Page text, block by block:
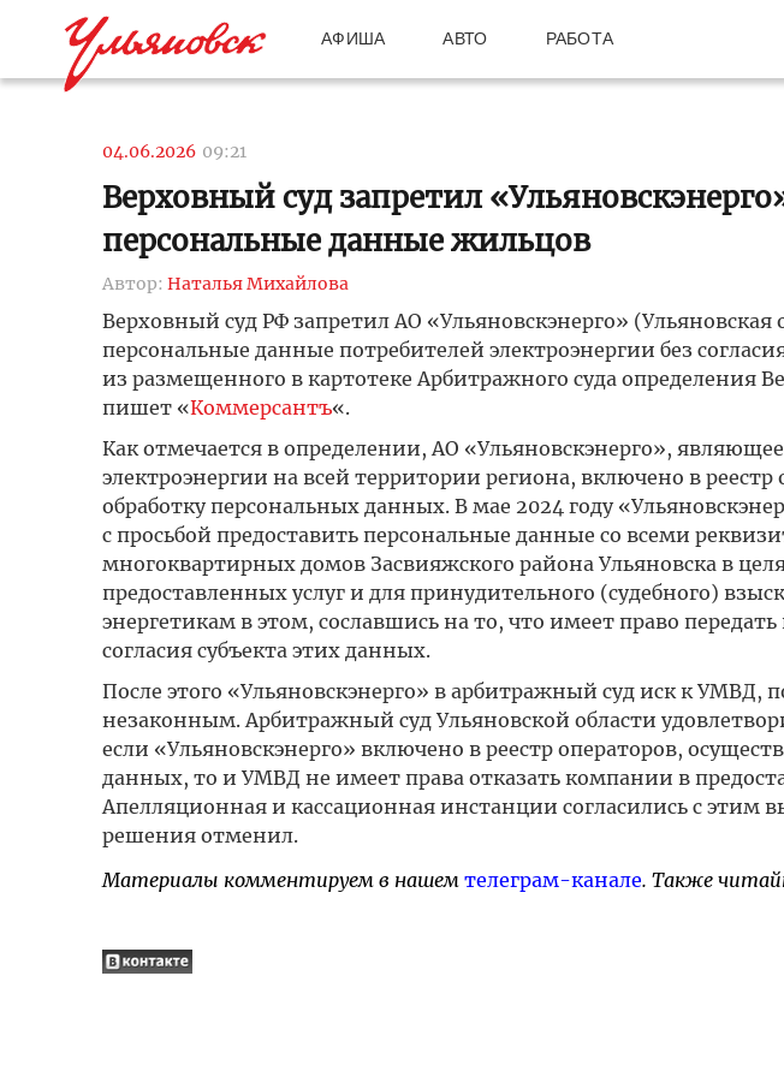
АФИША АВТО РАБОТА
04.06.2026 09:21
Верховный суд запретил
персональные данные жильцов
Автор: Наталья Михайлова
Верховный суд РФ запретил АО «Ульяновскэнерго»
персональные данные потребителей электроэнергии без
из размещенного в картотеке Арбитражного суда определения
пишет «Коммерсантъ«.
Как отмечается в определении, АО «Ульяновскэнерго»,
электроэнергии на всей территории региона, включено в
обработку персональных данных. В мае 2024 году
с просьбой предоставить персональные данные со всеми
многоквартирных домов Засвияжского района Ульяновска в
предоставленных услуг и для принудительного (судебного)
энергетикам в этом, сославшись на то, что имеет право
согласия субъекта этих данных.
После этого «Ульяновскэнерго» в арбитражный суд иск к УМВД,
незаконным. Арбитражный суд Ульяновской области
если «Ульяновскэнерго» включено в реестр операторов,
данных, то и УМВД не имеет права отказать компании в
Апелляционная и кассационная инстанции согласились с этим
решения отменил.
Материалы комментируем в нашем телеграм-канале. Также